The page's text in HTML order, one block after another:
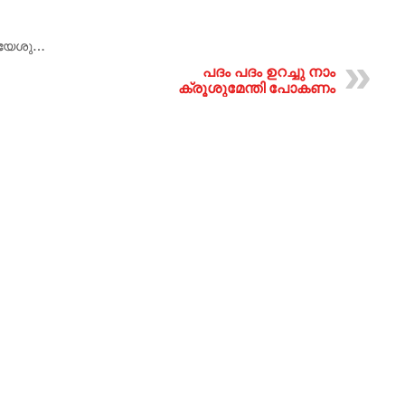
യേശു…
പദം പദം ഉറച്ചു നാം
ക്രൂശുമേന്തി പോകണം